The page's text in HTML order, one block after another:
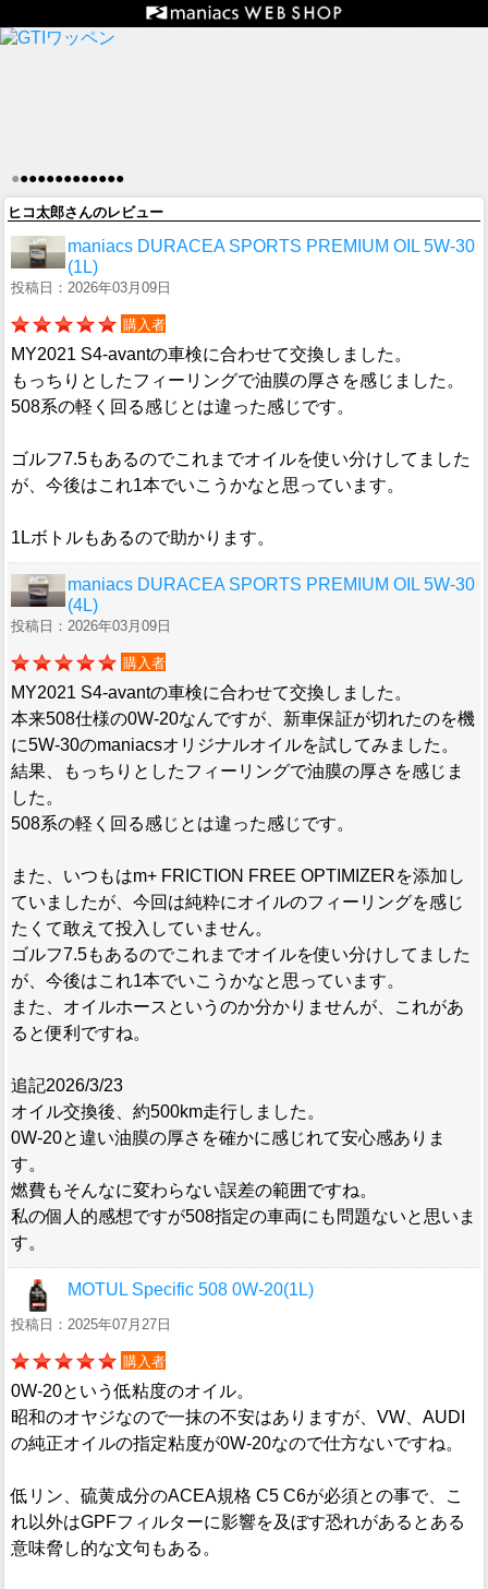
●●●●●●●●●●●●●
ヒコ太郎さんのレビュー
maniacs DURACEA SPORTS PREMIUM OIL 5W-30
(1L)
投稿日：2026年03月09日
購入者
MY2021 S4-avantの車検に合わせて交換しました。
もっちりとしたフィーリングで油膜の厚さを感じました。
508系の軽く回る感じとは違った感じです。
ゴルフ7.5もあるのでこれまでオイルを使い分けしてました
が、今後はこれ1本でいこうかなと思っています。
1Lボトルもあるので助かります。
maniacs DURACEA SPORTS PREMIUM OIL 5W-30
(4L)
投稿日：2026年03月09日
購入者
MY2021 S4-avantの車検に合わせて交換しました。
本来508仕様の0W-20なんですが、新車保証が切れたのを機
に5W-30のmaniacsオリジナルオイルを試してみました。
結果、もっちりとしたフィーリングで油膜の厚さを感じま
した。
508系の軽く回る感じとは違った感じです。
また、いつもはm+ FRICTION FREE OPTIMIZERを添加し
ていましたが、今回は純粋にオイルのフィーリングを感じ
たくて敢えて投入していません。
ゴルフ7.5もあるのでこれまでオイルを使い分けしてました
が、今後はこれ1本でいこうかなと思っています。
また、オイルホースというのか分かりませんが、これがあ
ると便利ですね。
追記2026/3/23
オイル交換後、約500km走行しました。
0W-20と違い油膜の厚さを確かに感じれて安心感ありま
す。
燃費もそんなに変わらない誤差の範囲ですね。
私の個人的感想ですが508指定の車両にも問題ないと思いま
す。
MOTUL Specific 508 0W-20(1L)
投稿日：2025年07月27日
購入者
0W-20という低粘度のオイル。
昭和のオヤジなので一抹の不安はありますが、VW、AUDI
の純正オイルの指定粘度が0W-20なので仕方ないですね。
低リン、硫黄成分のACEA規格 C5 C6が必須との事で、こ
れ以外はGPFフィルターに影響を及ぼす恐れがあるとある
意味脅し的な文句もある。